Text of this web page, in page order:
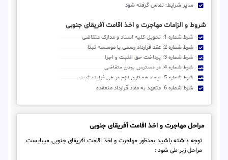
سایر شرایط: تماس گرفته شود
شروط و الزامات مهاجرت و اخذ اقامت آفریقای جنوبی
شرط شماره 1: تحویل کلیه اسناد و مدارک متقاضی
شرط شماره 2: عقد قرارداد رسمی با موسسه ثبتا
شرط شماره 3: پرداخت حق الثبت و اجرا
شرط شماره 4: در دسترس بودن متقاضی
شرط شماره 5: ایجاد همکاری لازم در طی فرایند ثبت
شرط شماره 6: متعهد به مفاد قرارداد منعقده
مراحل مهاجرت و اخذ اقامت آفریقای جنوبی
توجه داشته باشید بمنظور مهاجرت و اخذ اقامت آفریقای جنوبی میبایست
مراحل زیر طی شود :